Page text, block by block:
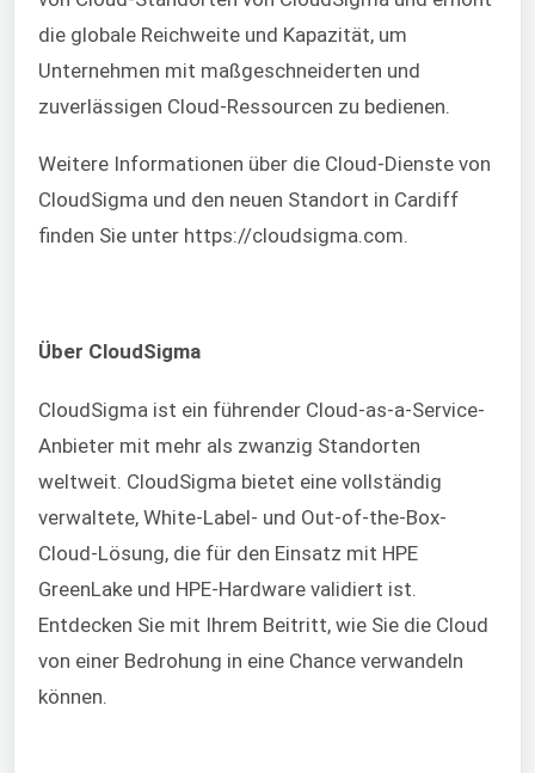
die globale Reichweite und Kapazität, um
Unternehmen mit maßgeschneiderten und
zuverlässigen Cloud-Ressourcen zu bedienen.
Weitere Informationen über die Cloud-Dienste von
CloudSigma und den neuen Standort in Cardiff
finden Sie unter https://cloudsigma.com.
Über CloudSigma
CloudSigma ist ein führender Cloud-as-a-Service-
Anbieter mit mehr als zwanzig Standorten
weltweit. CloudSigma bietet eine vollständig
verwaltete, White-Label- und Out-of-the-Box-
Cloud-Lösung, die für den Einsatz mit HPE
GreenLake und HPE-Hardware validiert ist.
Entdecken Sie mit Ihrem Beitritt, wie Sie die Cloud
von einer Bedrohung in eine Chance verwandeln
können.